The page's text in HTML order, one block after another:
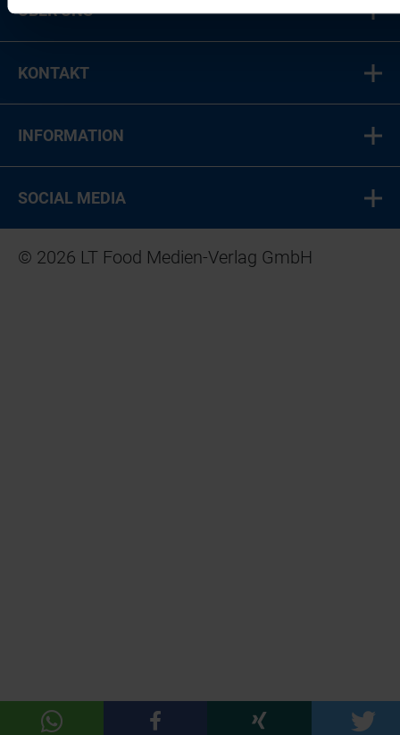
ÜBER UNS
KONTAKT
INFORMATION
SOCIAL MEDIA
© 2026 LT Food Medien-Verlag GmbH